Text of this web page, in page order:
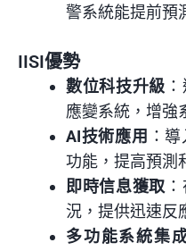
警系統能提前預
IISI優勢
數位科技升級
應變系統，增強
AI技術應用 ：
功能，提高預測
即時信息獲取
況，提供迅速反
多功能系統集